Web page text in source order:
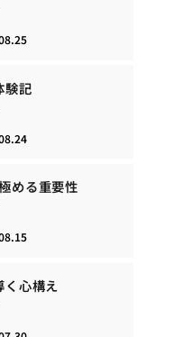
験記
める重要性
く心構え